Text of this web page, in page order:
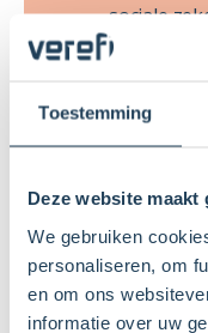
Toestemming
Deze website
We gebruiken
personaliseren, om
en om ons
informatie over uw
sociale